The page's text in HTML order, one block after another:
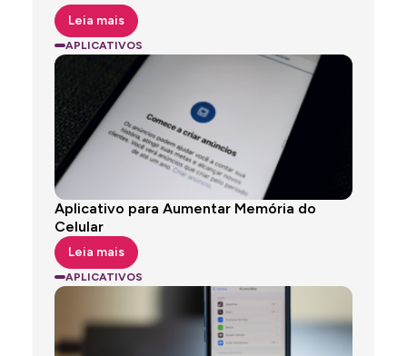
Leia mais
APLICATIVOS
Aplicativo para Aumentar Memória do
Celular
Leia mais
APLICATIVOS